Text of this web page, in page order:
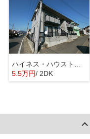
ハイネス・ハウストモロウ
5.5万円/ 2DK